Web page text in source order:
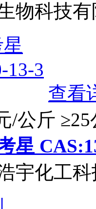
物科技
查看
/公斤 ≥25
星
宇化工